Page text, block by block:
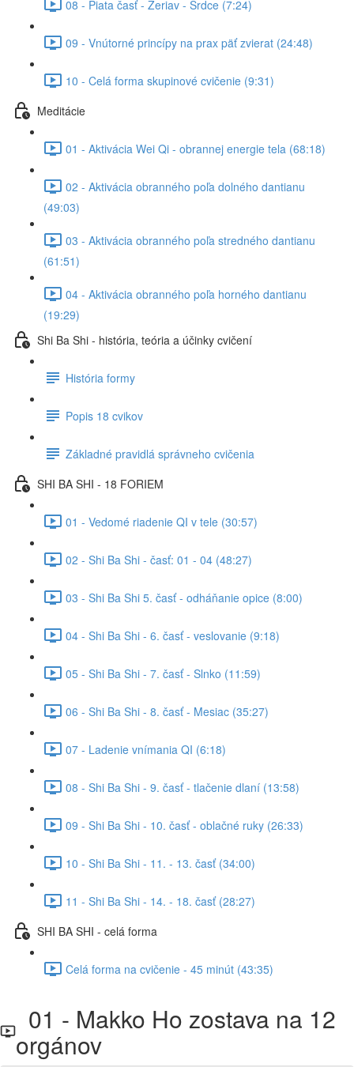
08 - Piata časť - Žeriav - Srdce (7:24)
09 - Vnútorné princípy na prax päť zvierat (24:48)
10 - Celá forma skupinové cvičenie (9:31)
Meditácie
01 - Aktivácia Wei Qi - obrannej energie tela (68:18)
02 - Aktivácia obranného poľa dolného dantianu
(49:03)
03 - Aktivácia obranného poľa stredného dantianu
(61:51)
04 - Aktivácia obranného poľa horného dantianu
(19:29)
Shi Ba Shi - história, teória a účinky cvičení
História formy
Popis 18 cvikov
Základné pravidlá správneho cvičenia
SHI BA SHI - 18 FORIEM
01 - Vedomé riadenie QI v tele (30:57)
02 - Shi Ba Shi - časť: 01 - 04 (48:27)
03 - Shi Ba Shi 5. časť - odháňanie opice (8:00)
04 - Shi Ba Shi - 6. časť - veslovanie (9:18)
05 - Shi Ba Shi - 7. časť - Slnko (11:59)
06 - Shi Ba Shi - 8. časť - Mesiac (35:27)
07 - Ladenie vnímania QI (6:18)
08 - Shi Ba Shi - 9. časť - tlačenie dlaní (13:58)
09 - Shi Ba Shi - 10. časť - oblačné ruky (26:33)
10 - Shi Ba Shi - 11. - 13. časť (34:00)
11 - Shi Ba Shi - 14. - 18. časť (28:27)
SHI BA SHI - celá forma
Celá forma na cvičenie - 45 minút (43:35)
01 - Makko Ho zostava na 12
orgánov